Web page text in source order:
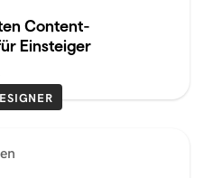
Content-
Einsteiger